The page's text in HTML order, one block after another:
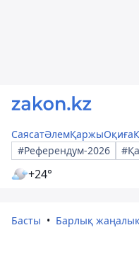
СаясатӘлемҚаржыОқиға
#Референдум-2026
+24°
Басты Барлық